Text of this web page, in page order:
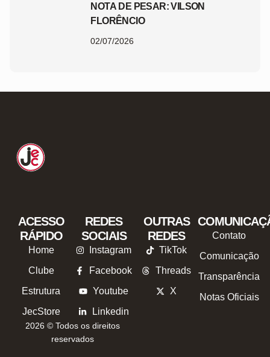
NOTA DE PESAR: VILSON
FLORÊNCIO
02/07/2026
ACESSO
RÁPIDO
Home
Clube
Estrutura
JecStore
REDES
SOCIAIS
Instagram
Facebook
Youtube
Linkedin
OUTRAS
REDES
TikTok
Threads
X
Contato
Comunicação
Transparência
Notas Oficiais
2026 © Todos os direitos
reservados